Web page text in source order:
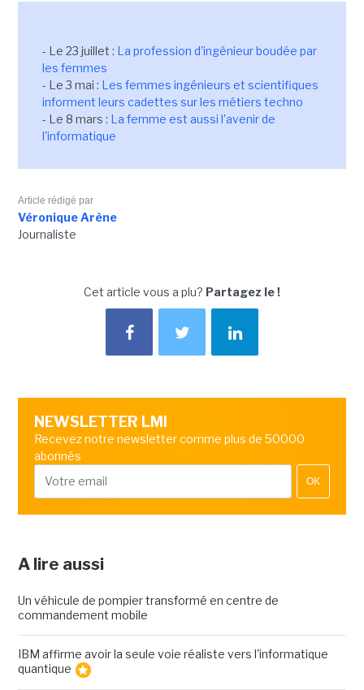
- Le 23 juillet : La profession d'ingénieur boudée par
les femmes
- Le 3 mai : Les femmes ingénieurs et scientifiques
informent leurs cadettes sur les métiers techno
- Le 8 mars : La femme est aussi l'avenir de
l'informatique
Article rédigé par
Véronique Arène
Journaliste
Cet article vous a plu? Partagez le !
NEWSLETTER LMI
Recevez notre newsletter comme plus de 50000
abonnés
OK
A lire aussi
Un véhicule de pompier transformé en centre de
commandement mobile
IBM affirme avoir la seule voie réaliste vers l'informatique
quantique